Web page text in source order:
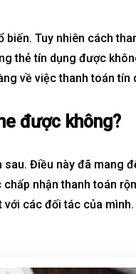
Tuy nhiên cách
thẻ tín dụng được
về việc thanh toán tín
được không?
Điều này đã mang
nhận thanh toán
với các đối tác của